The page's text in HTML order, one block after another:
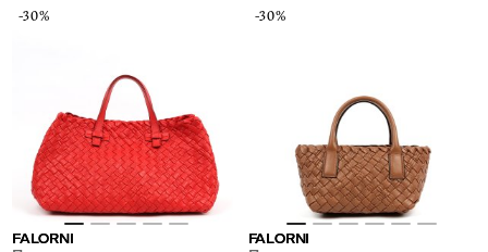
-30%
FALORNI
-30%
FALORNI